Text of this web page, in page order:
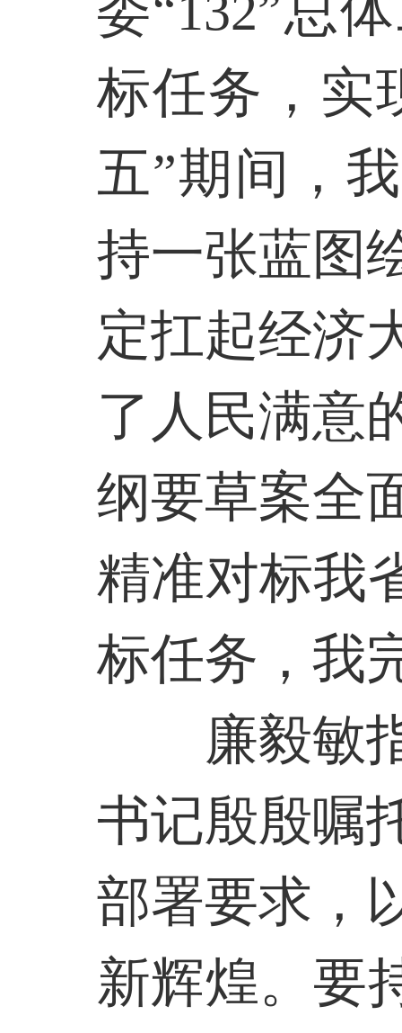
标任务，实
五”期间，
持一张蓝图
定扛起经济
了人民满意
纲要草案全
精准对标我
标任务，我
廉毅敏
书记殷殷嘱
部署要求，
新辉煌。要